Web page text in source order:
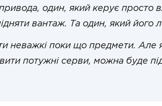
один, який керує просто
вантаж. Та один, який його
неважкі поки що предмети. Але
потужні серви, можна буде